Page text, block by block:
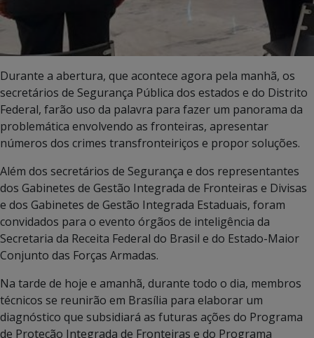
Durante a abertura, que acontece agora pela manhã, os
secretários de Segurança Pública dos estados e do Distrito
Federal, farão uso da palavra para fazer um panorama da
problemática envolvendo as fronteiras, apresentar
números dos crimes transfronteiriços e propor soluções.
Além dos secretários de Segurança e dos representantes
dos Gabinetes de Gestão Integrada de Fronteiras e Divisas
e dos Gabinetes de Gestão Integrada Estaduais, foram
convidados para o evento órgãos de inteligência da
Secretaria da Receita Federal do Brasil e do Estado-Maior
Conjunto das Forças Armadas.
Na tarde de hoje e amanhã, durante todo o dia, membros
técnicos se reunirão em Brasília para elaborar um
diagnóstico que subsidiará as futuras ações do Programa
de Proteção Integrada de Fronteiras e do Programa